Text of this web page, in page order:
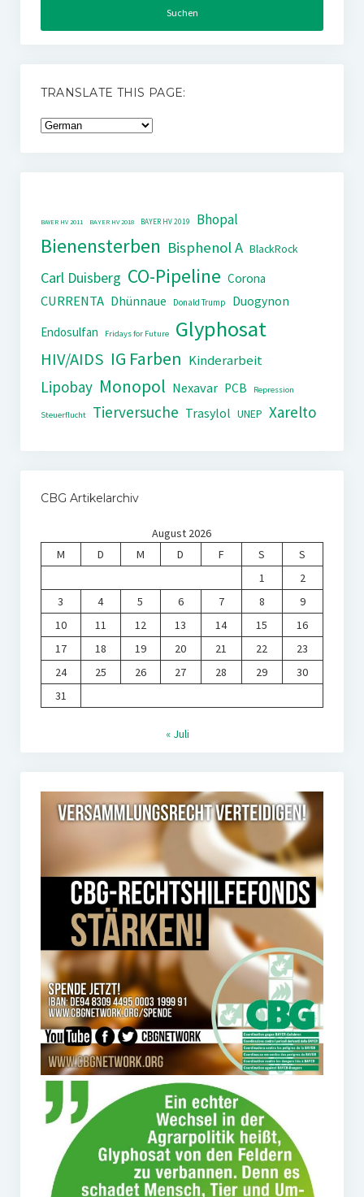
TRANSLATE THIS PAGE:
BAYER HV 2011 BAYER HV 2018 BAYER HV 2019 Bhopal
Bienensterben Bisphenol A BlackRock
Carl Duisberg CO-Pipeline Corona
CURRENTA Dhünnaue Donald Trump
Duogynon
Endosulfan
Fridays for Future Glyphosat
HIV/AIDS IG Farben Kinderarbeit
Lipobay Monopol Nexavar PCB Repression
Steuerflucht Tierversuche Trasylol UNEP Xarelto
CBG Artikelarchiv
August 2026
M
D M D F S
S
1
2
3
4 5 6 7 8
9
10
11 12 13 14 15
16
17
18 19 20 21 22
23
24
25 26 27 28 29
30
31
« Juli